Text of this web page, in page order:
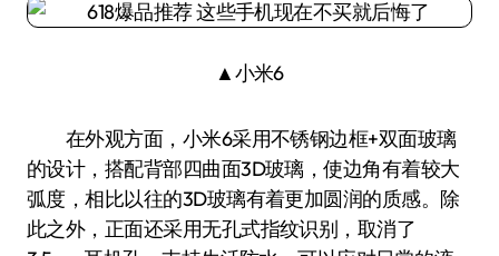
▲小米6
在外观方面，小米6采用不锈钢边框+双面玻璃
的设计，搭配背部四曲面3D玻璃，使边角有着较大
弧度，相比以往的3D玻璃有着更加圆润的质感。除
此之外，正面还采用无孔式指纹识别，取消了